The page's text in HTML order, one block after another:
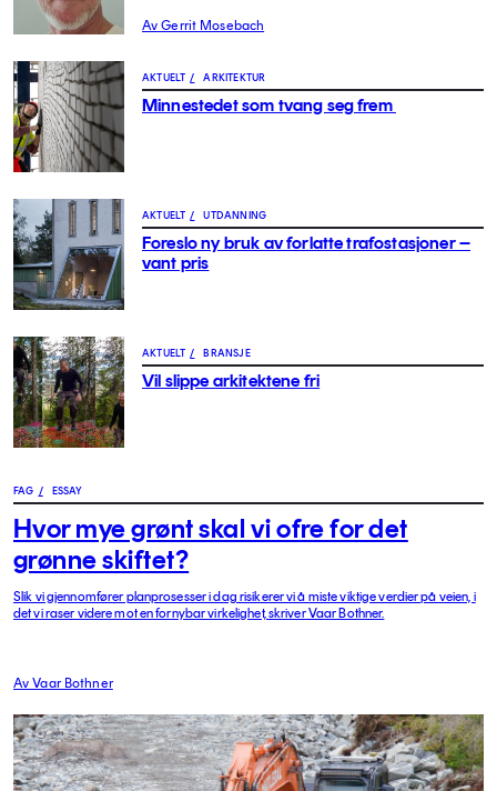
Av Gerrit Mosebach
AKTUELT / ARKITEKTUR
Minnestedet som tvang seg frem
AKTUELT / UTDANNING
Foreslo ny bruk av forlatte trafostasjoner –
vant pris
AKTUELT / BRANSJE
Vil slippe arkitektene fri
FAG / ESSAY
Hvor mye grønt skal vi ofre for det
grønne skiftet?
Slik vi gjennomfører planprosesser i dag risikerer vi å miste viktige verdier på veien, i
det vi raser videre mot en fornybar virkelighet, skriver Vaar Bothner.
Av Vaar Bothner